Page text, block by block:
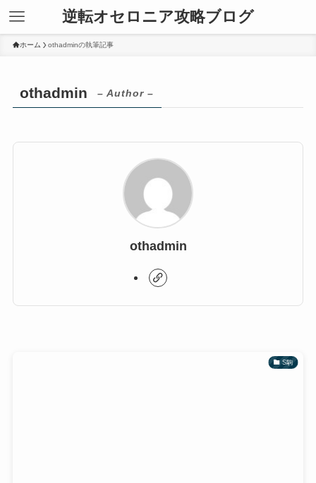
逆転オセロニア攻略ブログ
ホーム othadminの執筆記事
othadmin – Author –
othadmin
S駒